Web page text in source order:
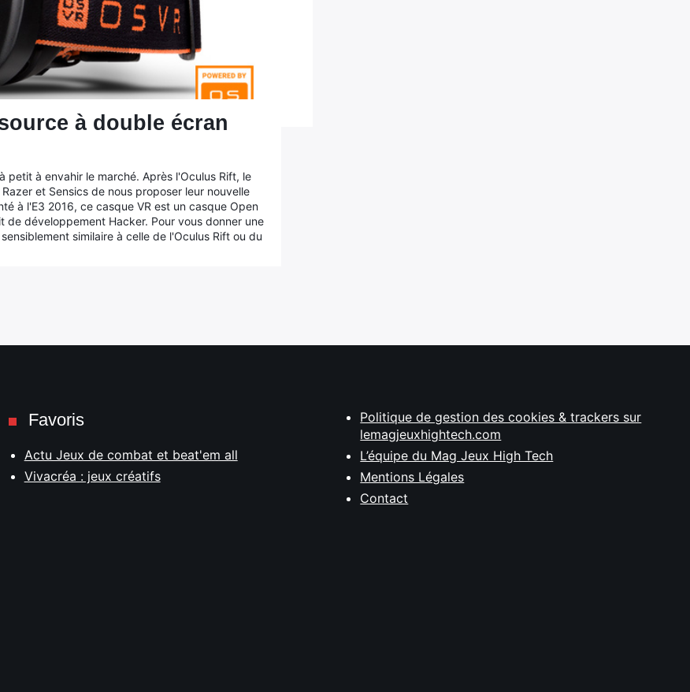
à double écran
petit à envahir le marché. Après l'Oculus Rift, le
et Sensics de nous proposer leur nouvelle
à l'E3 2016, ce casque VR est un casque Open
développement Hacker. Pour vous donner une
similaire à celle de l'Oculus Rift ou du
Favoris
Actu Jeux de combat et beat'em all
Vivacréa : jeux créatifs
Politique de gestion des cookies & trackers sur
lemagjeuxhightech.com
L’équipe du Mag Jeux High Tech
Mentions Légales
Contact